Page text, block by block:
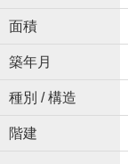
面積
築年月
種別 / 構造
階建